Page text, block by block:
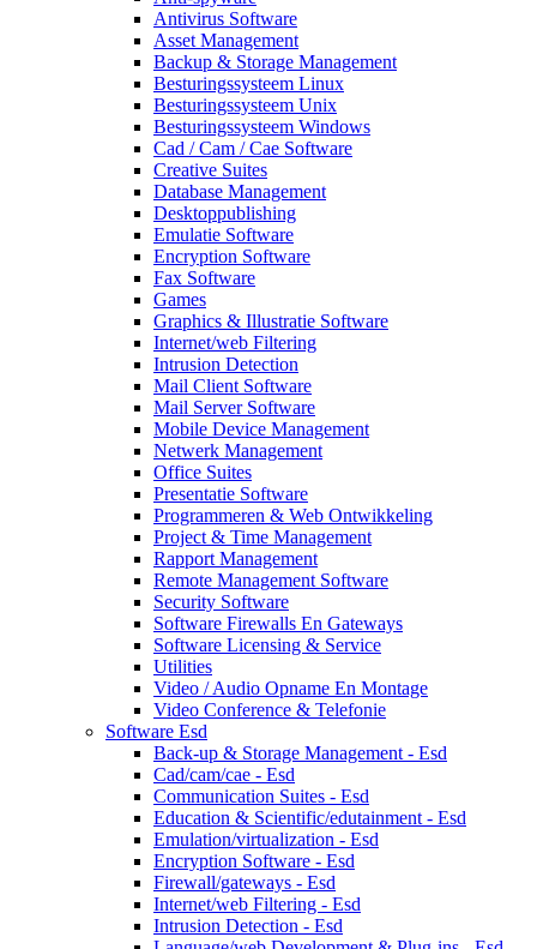
Antivirus Software
Asset Management
Backup & Storage Management
Besturingssysteem Linux
Besturingssysteem Unix
Besturingssysteem Windows
Cad / Cam / Cae Software
Creative Suites
Database Management
Desktoppublishing
Emulatie Software
Encryption Software
Fax Software
Games
Graphics & Illustratie Software
Internet/web Filtering
Intrusion Detection
Mail Client Software
Mail Server Software
Mobile Device Management
Netwerk Management
Office Suites
Presentatie Software
Programmeren & Web Ontwikkeling
Project & Time Management
Rapport Management
Remote Management Software
Security Software
Software Firewalls En Gateways
Software Licensing & Service
Utilities
Video / Audio Opname En Montage
Video Conference & Telefonie
Software Esd
Back-up & Storage Management - Esd
Cad/cam/cae - Esd
Communication Suites - Esd
Education & Scientific/edutainment - Esd
Emulation/virtualization - Esd
Encryption Software - Esd
Firewall/gateways - Esd
Internet/web Filtering - Esd
Intrusion Detection - Esd